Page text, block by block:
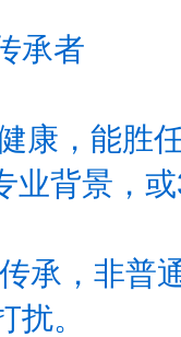
承者
康，能胜
业背景，
承，非普
。